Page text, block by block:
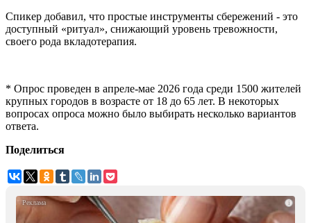
Спикер добавил, что простые инструменты сбережений - это
доступный «ритуал», снижающий уровень тревожности,
своего рода вкладотерапия.
* Опрос проведен в апреле-мае 2026 года среди 1500 жителей
крупных городов в возрасте от 18 до 65 лет. В некоторых
вопросах опроса можно было выбирать несколько вариантов
ответа.
Поделиться
i